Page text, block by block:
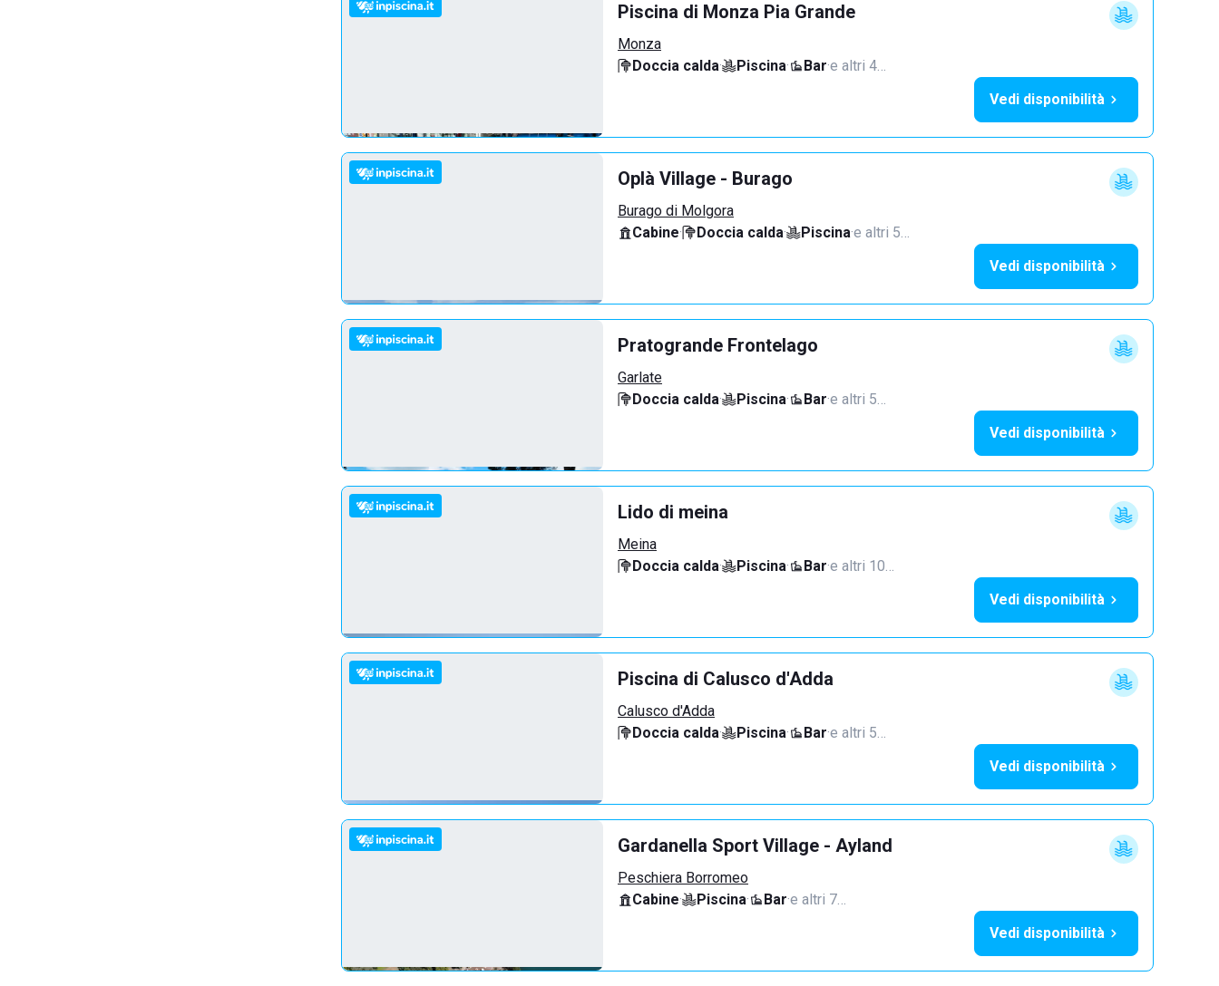
Piscina di Monza Pia Grande
Monza
Doccia calda· Piscina· Bar·e altri 4…
Vedi disponibilità
Oplà Village - Burago
Burago di Molgora
Cabine· Doccia calda· Piscina·e altri 5…
Vedi disponibilità
Pratogrande Frontelago
Garlate
Doccia calda· Piscina· Bar·e altri 5…
Vedi disponibilità
Lido di meina
Meina
Doccia calda· Piscina· Bar·e altri 10…
Vedi disponibilità
Piscina di Calusco d'Adda
Calusco d'Adda
Doccia calda· Piscina· Bar·e altri 5…
Vedi disponibilità
Gardanella Sport Village - Ayland
Peschiera Borromeo
Cabine· Piscina· Bar·e altri 7…
Vedi disponibilità